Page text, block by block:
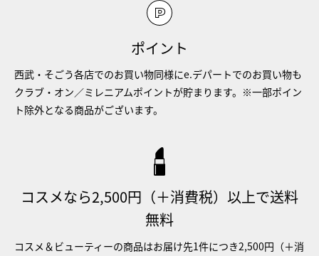
ポイント
西武・そごう各店でのお買い物同様にe.デパートでのお買い物も
クラブ・オン／ミレニアムポイントが貯まります。※一部ポイン
ト除外となる商品がございます。
コスメなら2,500円（＋消費税）以上で送料
無料
コスメ＆ビューティーの商品はお届け先1件につき2,500円（＋消